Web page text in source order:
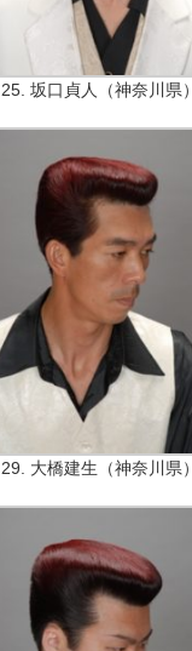
25. 坂口貞人（神奈川県）
29. 大橋建生（神奈川県）